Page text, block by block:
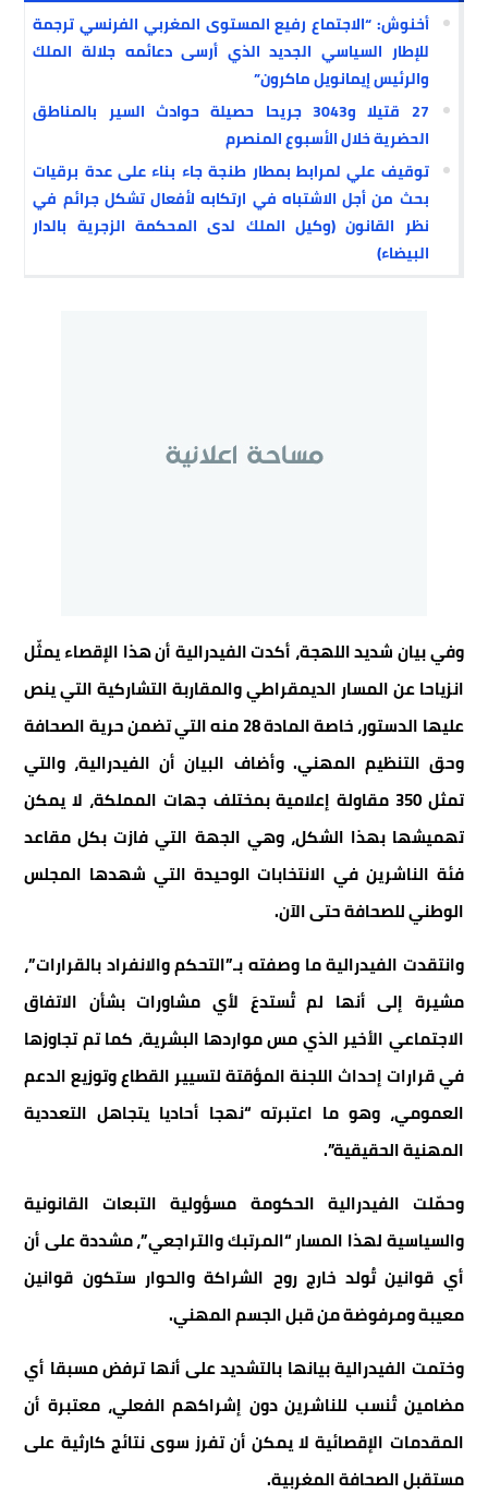
أخنوش: “الاجتماع رفيع المستوى المغربي الفرنسي ترجمة
للإطار السياسي الجديد الذي أرسى دعائمه جلالة الملك
والرئيس إيمانويل ماكرون”
27 قتيلا و3043 جريحا حصيلة حوادث السير بالمناطق
الحضرية خلال الأسبوع المنصرم
توقيف علي لمرابط بمطار طنجة جاء بناء على عدة برقيات
بحث من أجل الاشتباه في ارتكابه لأفعال تشكل جرائم في
نظر القانون (وكيل الملك لدى المحكمة الزجرية بالدار
البيضاء)
وفي بيان شديد اللهجة، أكدت الفيدرالية أن هذا الإقصاء يمثّل
انزياحا عن المسار الديمقراطي والمقاربة التشاركية التي ينص
عليها الدستور، خاصة المادة 28 منه التي تضمن حرية الصحافة
وحق التنظيم المهني. وأضاف البيان أن الفيدرالية، والتي
تمثل 350 مقاولة إعلامية بمختلف جهات المملكة، لا يمكن
تهميشها بهذا الشكل، وهي الجهة التي فازت بكل مقاعد
فئة الناشرين في الانتخابات الوحيدة التي شهدها المجلس
الوطني للصحافة حتى الآن.
وانتقدت الفيدرالية ما وصفته بـ”التحكم والانفراد بالقرارات”،
مشيرة إلى أنها لم تُستدعَ لأي مشاورات بشأن الاتفاق
الاجتماعي الأخير الذي مس مواردها البشرية، كما تم تجاوزها
في قرارات إحداث اللجنة المؤقتة لتسيير القطاع وتوزيع الدعم
العمومي، وهو ما اعتبرته “نهجا أحاديا يتجاهل التعددية
المهنية الحقيقية”.
وحمّلت الفيدرالية الحكومة مسؤولية التبعات القانونية
والسياسية لهذا المسار “المرتبك والتراجعي”، مشددة على أن
أي قوانين تُولد خارج روح الشراكة والحوار ستكون قوانين
معيبة ومرفوضة من قبل الجسم المهني.
وختمت الفيدرالية بيانها بالتشديد على أنها ترفض مسبقا أي
مضامين تُنسب للناشرين دون إشراكهم الفعلي، معتبرة أن
المقدمات الإقصائية لا يمكن أن تفرز سوى نتائج كارثية على
مستقبل الصحافة المغربية.